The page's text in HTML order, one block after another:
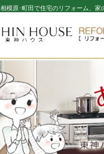
相模原･町田で住宅のリフォーム、家